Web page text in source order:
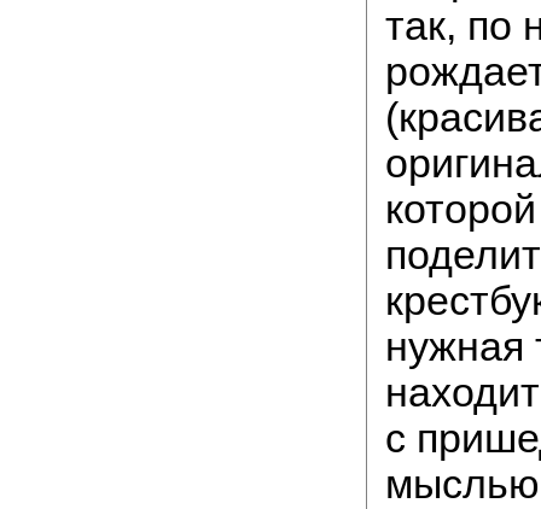
так, по
нужная
с
мыслью